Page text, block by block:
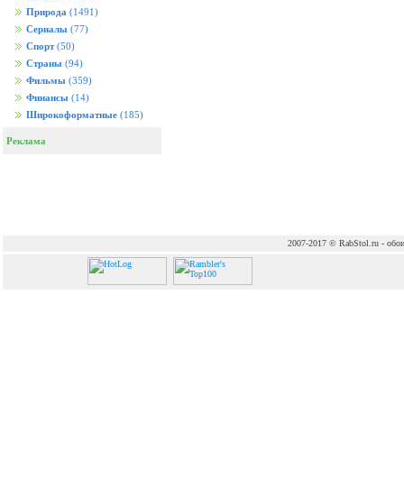
Природа (1491)
Сериалы (77)
Спорт (50)
Страны (94)
Фильмы (359)
Финансы (14)
Широкоформатные (185)
Реклама
2007-2017 © RabStol.ru - обои